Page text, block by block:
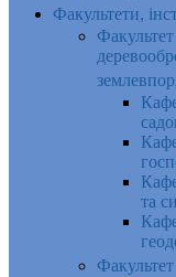
Факультети,
Факультет
та